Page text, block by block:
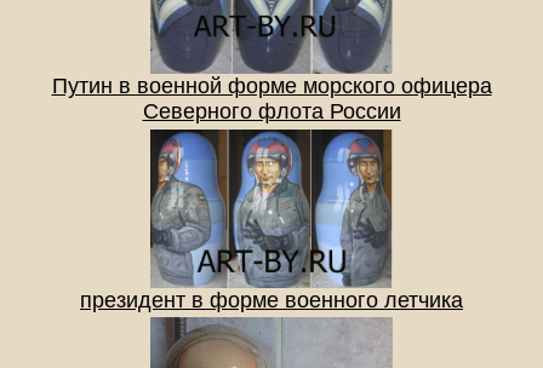
Путин в военной форме морского офицера
Северного флота России
президент в форме военного летчика